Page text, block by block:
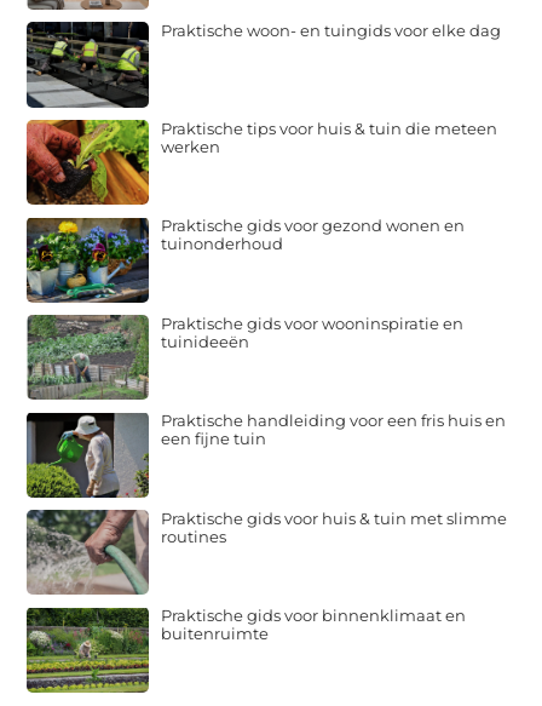
Praktische woon- en tuingids voor elke dag
Praktische tips voor huis & tuin die meteen
werken
Praktische gids voor gezond wonen en
tuinonderhoud
Praktische gids voor wooninspiratie en
tuinideeën
Praktische handleiding voor een fris huis en
een fijne tuin
Praktische gids voor huis & tuin met slimme
routines
Praktische gids voor binnenklimaat en
buitenruimte